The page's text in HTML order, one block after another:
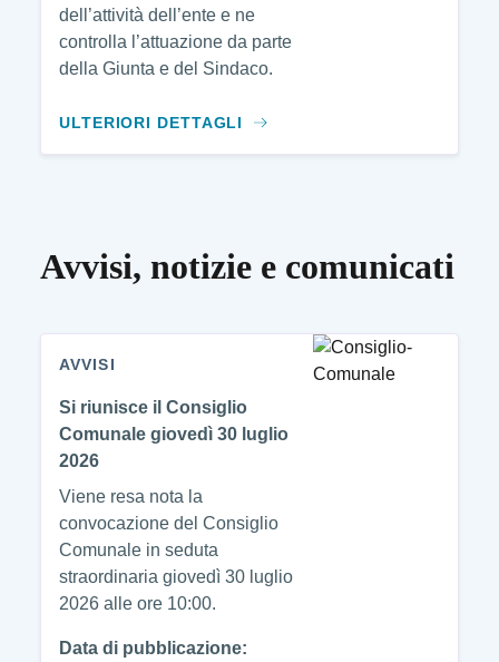
dell’attività dell’ente e ne
controlla l’attuazione da parte
della Giunta e del Sindaco.
ULTERIORI DETTAGLI
Avvisi, notizie e comunicati
AVVISI
Si riunisce il Consiglio
Comunale giovedì 30 luglio
2026
Viene resa nota la
convocazione del Consiglio
Comunale in seduta
straordinaria giovedì 30 luglio
2026 alle ore 10:00.
Data di pubblicazione: